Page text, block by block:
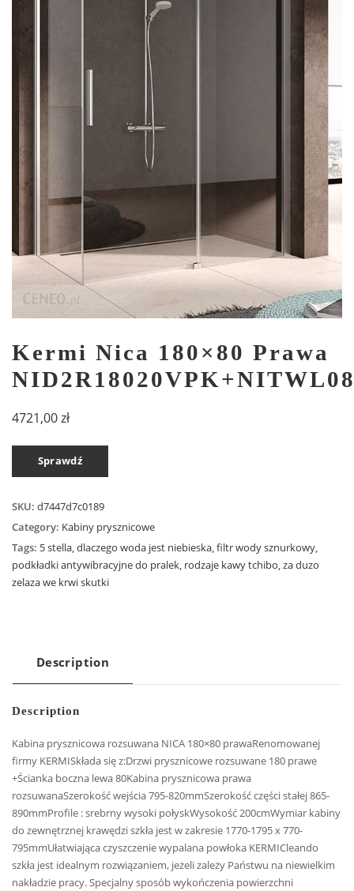
Kermi Nica 180×80 Prawa
4721,00zł
Sprawdź
SKU: d7447d7c0189
Category: Kabiny prysznicowe
Tags: 5 stella,dlaczego woda jest niebieska,filtr wody sznurkowy,
podkładki antywibracyjne do pralek, rodzaje kawy tchibo,za duzo
zelaza we krwi skutki
Description
Description
Kabina prysznicowa rozsuwana NICA 180×80 prawaRenomowanej
firmy KERMISkłada się z:Drzwi prysznicowe rozsuwane 180 prawe
+Ścianka boczna lewa 80Kabina prysznicowa prawa
rozsuwanaSzerokość wejścia 795-820mmSzerokość części stałej 865-
890mmProfile : srebrny wysoki połyskWysokość 200cmWymiar kabiny
do zewnętrznej krawędzi szkła jest w zakresie 1770-1795 x 770-
795mmUłatwiająca czyszczenie wypalana powłoka KERMICleando
szkła jest idealnym rozwiązaniem, jeżeli zależy Państwu na niewielkim
nakładzie pracy. Specjalny sposób wykończenia powierzchni